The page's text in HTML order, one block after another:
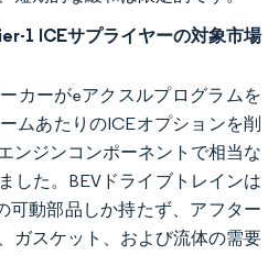
1 ICEサプライヤーの対象市場
カーがeアクスルプログラムを
ムあたりのICEオプションを削
ンジンコンポーネントで相当な
した。BEVドライブトレインは
可動部品しか持たず、アフター
ガスケット、および流体の需要